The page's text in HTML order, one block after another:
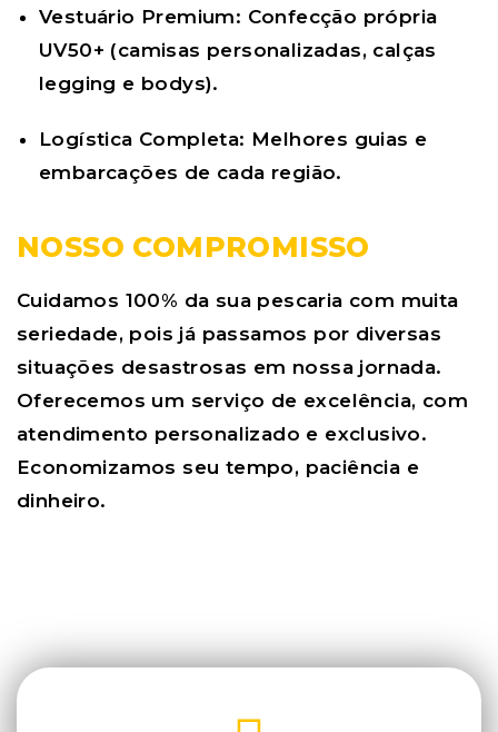
Vestuário Premium: Confecção própria
UV50+ (camisas personalizadas, calças
legging e bodys).
Logística Completa: Melhores guias e
embarcações de cada região.
NOSSO COMPROMISSO
Cuidamos 100% da sua pescaria com muita
seriedade, pois já passamos por diversas
situações desastrosas em nossa jornada.
Oferecemos um serviço de excelência, com
atendimento personalizado e exclusivo.
Economizamos seu tempo, paciência e
dinheiro.